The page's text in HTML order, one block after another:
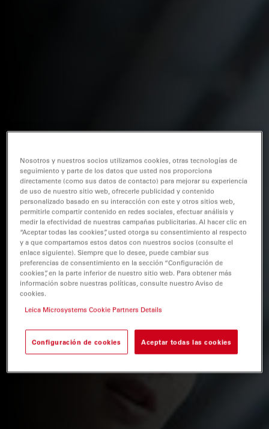
Nosotros y nuestros socios utilizamos cookies, otras tecnologías de
seguimiento y parte de los datos que usted nos proporciona
directamente (como sus datos de contacto) para mejorar su experiencia
de uso de nuestro sitio web, ofrecerle publicidad y contenido
personalizado basado en su interacción con este y otros sitios web,
permitirle compartir contenido en redes sociales, efectuar análisis y
medir la efectividad de nuestras campañas publicitarias. Al hacer clic en
“Aceptar todas las cookies”, usted otorga su consentimiento al respecto
y a que compartamos estos datos con nuestros socios (consulte el
enlace siguiente). Siempre que lo desee, puede cambiar sus
preferencias de consentimiento en la sección “Configuración de
cookies”, en la parte inferior de nuestro sitio web. Para obtener más
información sobre nuestras políticas, consulte nuestro Aviso de
cookies.
Leica Microsystems Cookie Partners Details
Configuración de cookies Aceptar todas las cookies